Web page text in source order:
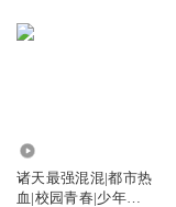
诸天最强混混|都市热
血|校园青春|少年逆